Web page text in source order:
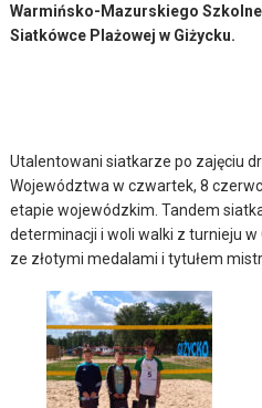
Warmińsko-Mazurskiego
Siatkówce Plażowej w Giżycku.
Utalentowani siatkarze po zajęciu
Województwa w czwartek, 8
etapie wojewódzkim. Tandem
determinacji i woli walki z turnieju w
ze złotymi medalami i tytułem